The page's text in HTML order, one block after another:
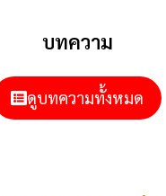
บทความ
ดูบทความทั้งหมด